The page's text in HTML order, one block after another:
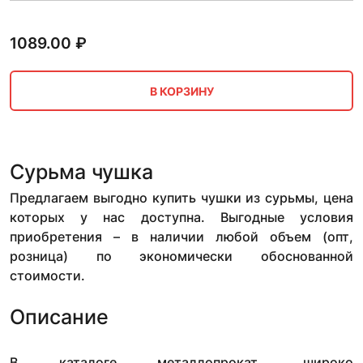
1089.00 ₽
В КОРЗИНУ
Сурьма чушка
Предлагаем выгодно купить чушки из сурьмы, цена
которых у нас доступна. Выгодные условия
приобретения – в наличии любой объем (опт,
розница) по экономически обоснованной
стоимости.
Описание